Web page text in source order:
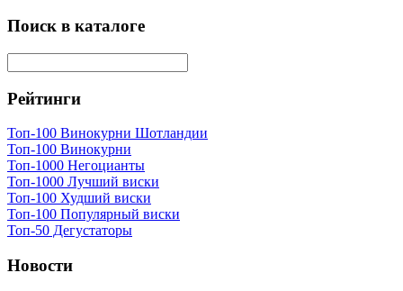
Поиск в каталоге
Рейтинги
Топ-100 Винокурни Шотландии
Топ-100 Винокурни
Топ-1000 Негоцианты
Топ-1000 Лучший виски
Топ-100 Худший виски
Топ-100 Популярный виски
Топ-50 Дегустаторы
Новости